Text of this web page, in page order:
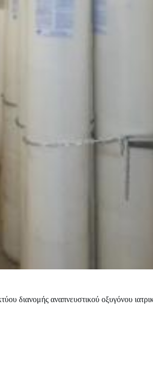
διανομής αναπνευστικού οξυγόνου